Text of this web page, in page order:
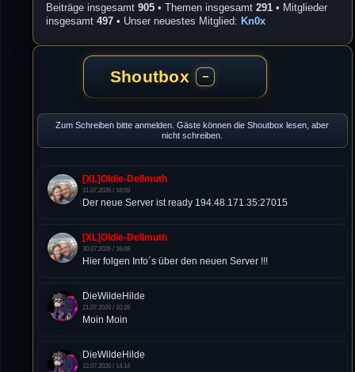
Beiträge insgesamt905 • Themen insgesamt291 • Mitglieder
insgesamt497 • Unser neuestes Mitglied: Kn0x
Shoutbox −
Zum Schreiben bitte anmelden. Gäste können die Shoutbox lesen, aber
nicht schreiben.
[XL]Oldie-Dellmuth
31.07.2026 / 18:59
Der neue Server ist ready 194.48.171.35:27015
[XL]Oldie-Dellmuth
30.07.2026 / 16:08
Hier folgen Info´s über den neuen Server !!!
DieWildeHilde
21.07.2026 / 10:28
Moin Moin
DieWildeHilde
12.07.2026 / 14:14